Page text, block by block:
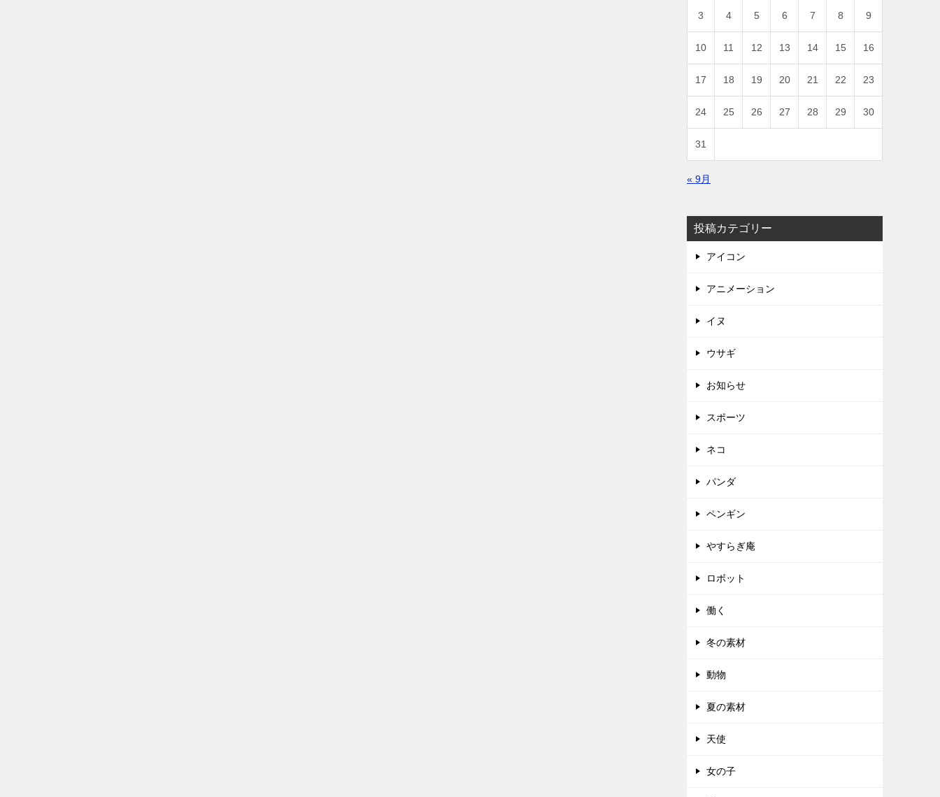
3 4 5 6 7 8 9
10 11 12 13 14 15 16
17 18 19 20 21 22 23
24 25 26 27 28 29 30
31
« 9月
投稿カテゴリー
アイコン
アニメーション
イヌ
ウサギ
お知らせ
スポーツ
ネコ
パンダ
ペンギン
やすらぎ庵
ロボット
働く
冬の素材
動物
夏の素材
天使
女の子